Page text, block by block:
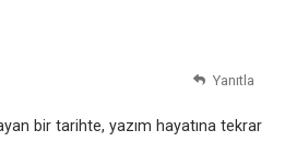
bir tarihte, yazım hayatına tekrar
Yanıtla